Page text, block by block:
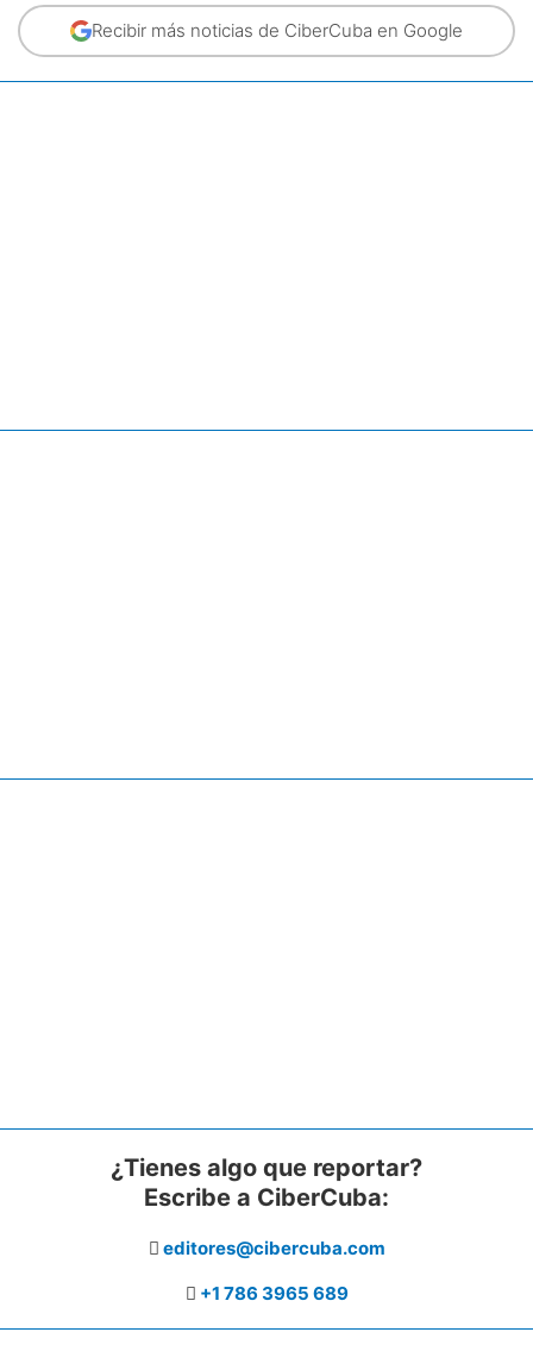
Recibir más noticias de CiberCuba en Google
¿Tienes algo que reportar?
Escribe a CiberCuba:
editores@cibercuba.com
+1 786 3965 689